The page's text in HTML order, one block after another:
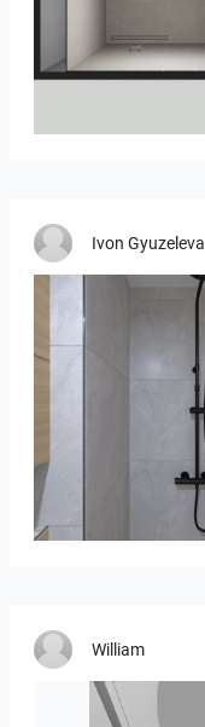
Ivon Gyuzeleva
William